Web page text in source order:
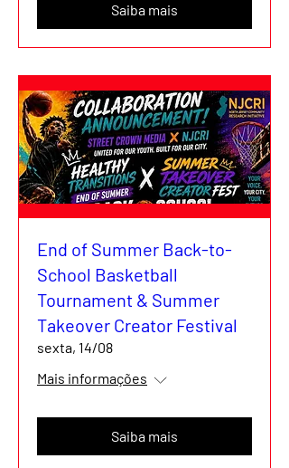
Saiba mais
End of Summer Back-to-
School Basketball
Tournament & Summer
Takeover Creator Festival
sexta, 14/08
Mais informações
Saiba mais